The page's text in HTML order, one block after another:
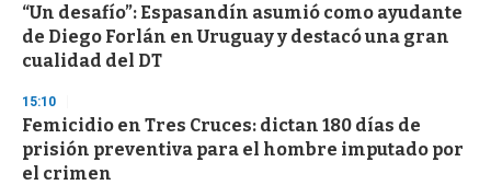
“Un desafío”: Espasandín asumió como ayudante
de Diego Forlán en Uruguay y destacó una gran
cualidad del DT
15:10
Femicidio en Tres Cruces: dictan 180 días de
prisión preventiva para el hombre imputado por
el crimen